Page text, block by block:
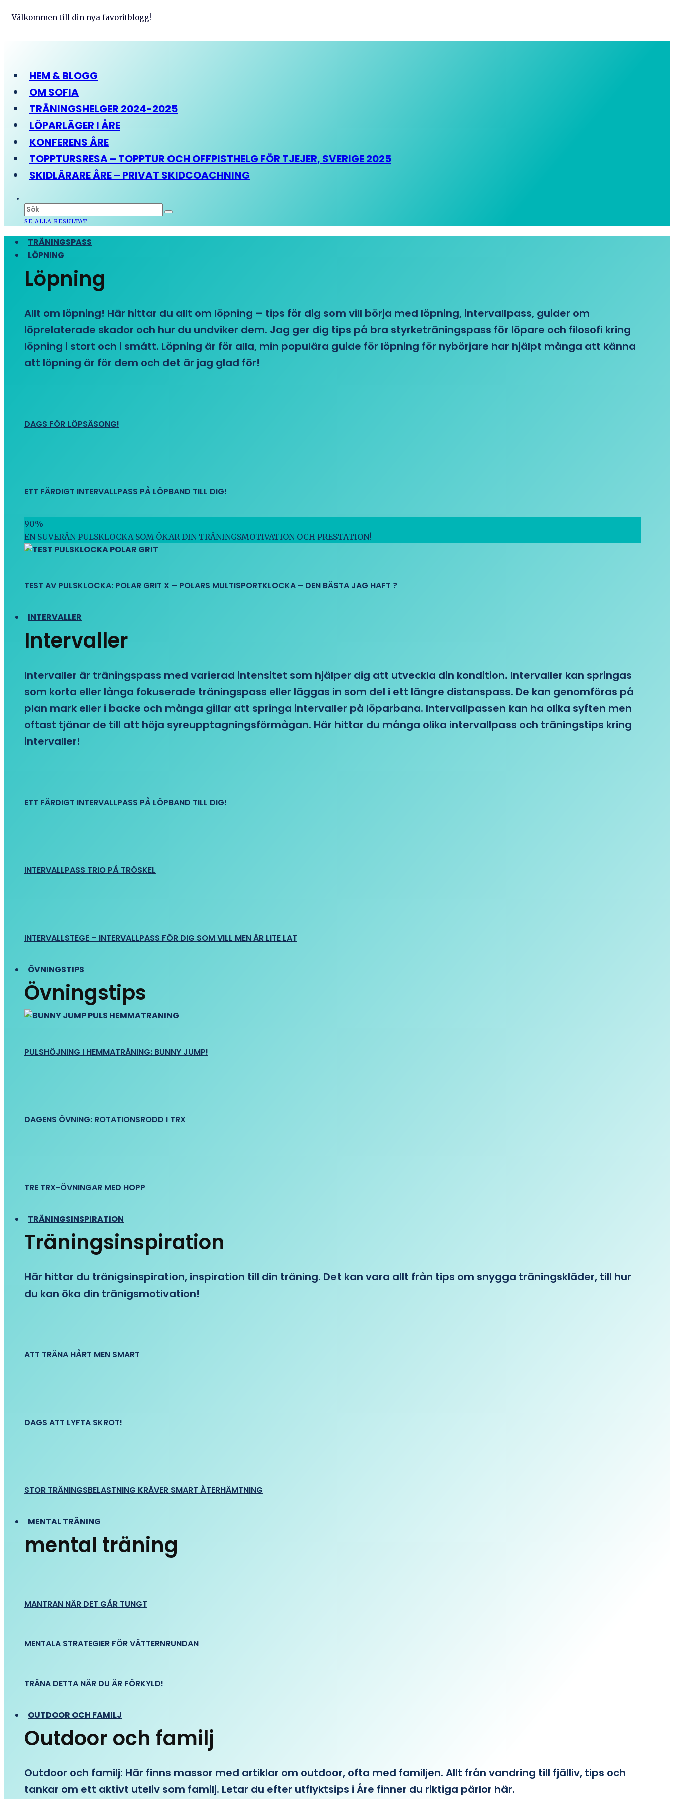
Välkommen till din nya favoritblogg!
HEM & BLOGG
OM SOFIA
TRÄNINGSHELGER 2024-2025
LÖPARLÄGER I ÅRE
KONFERENS ÅRE
TOPPTURSRESA – TOPPTUR OCH OFFPISTHELG FÖR TJEJER, SVERIGE 2025
SKIDLÄRARE ÅRE – PRIVAT SKIDCOACHNING
SE ALLA RESULTAT
TRÄNINGSPASS
LÖPNING
Löpning
Allt om löpning! Här hittar du allt om löpning – tips för dig som vill börja med löpning, intervallpass, guider om
löprelaterade skador och hur du undviker dem. Jag ger dig tips på bra styrketräningspass för löpare och filosofi kring
löpning i stort och i smått. Löpning är för alla, min populära guide för löpning för nybörjare har hjälpt många att känna
att löpning är för dem och det är jag glad för!
DAGS FÖR LÖPSÄSONG!
ETT FÄRDIGT INTERVALLPASS PÅ LÖPBAND TILL DIG!
90%
EN SUVERÄN PULSKLOCKA SOM ÖKAR DIN TRÄNINGSMOTIVATION OCH PRESTATION!
TEST AV PULSKLOCKA: POLAR GRIT X – POLARS MULTISPORTKLOCKA – DEN BÄSTA JAG HAFT ?
INTERVALLER
Intervaller
Intervaller är träningspass med varierad intensitet som hjälper dig att utveckla din kondition. Intervaller kan springas
som korta eller långa fokuserade träningspass eller läggas in som del i ett längre distanspass. De kan genomföras på
plan mark eller i backe och många gillar att springa intervaller på löparbana. Intervallpassen kan ha olika syften men
oftast tjänar de till att höja syreupptagningsförmågan. Här hittar du många olika intervallpass och träningstips kring
intervaller!
ETT FÄRDIGT INTERVALLPASS PÅ LÖPBAND TILL DIG!
INTERVALLPASS TRIO PÅ TRÖSKEL
INTERVALLSTEGE – INTERVALLPASS FÖR DIG SOM VILL MEN ÄR LITE LAT
ÖVNINGSTIPS
Övningstips
PULSHÖJNING I HEMMATRÄNING: BUNNY JUMP!
DAGENS ÖVNING: ROTATIONSRODD I TRX
TRE TRX-ÖVNINGAR MED HOPP
TRÄNINGSINSPIRATION
Träningsinspiration
Här hittar du tränigsinspiration, inspiration till din träning. Det kan vara allt från tips om snygga träningskläder, till hur
du kan öka din tränigsmotivation!
ATT TRÄNA HÅRT MEN SMART
DAGS ATT LYFTA SKROT!
STOR TRÄNINGSBELASTNING KRÄVER SMART ÅTERHÄMTNING
MENTAL TRÄNING
mental träning
MANTRAN NÄR DET GÅR TUNGT
MENTALA STRATEGIER FÖR VÄTTERNRUNDAN
TRÄNA DETTA NÄR DU ÄR FÖRKYLD!
OUTDOOR OCH FAMILJ
Outdoor och familj
Outdoor och familj: Här finns massor med artiklar om outdoor, ofta med familjen. Allt från vandring till fjälliv, tips och
tankar om ett aktivt uteliv som familj. Letar du efter utflyktsips i Åre finner du riktiga pärlor här.